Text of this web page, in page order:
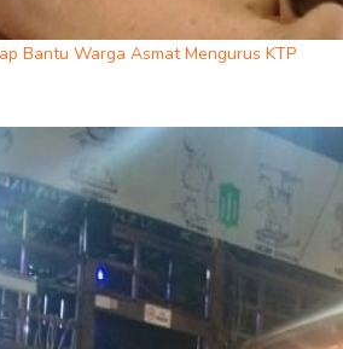
Bantu Warga Asmat Mengurus KTP